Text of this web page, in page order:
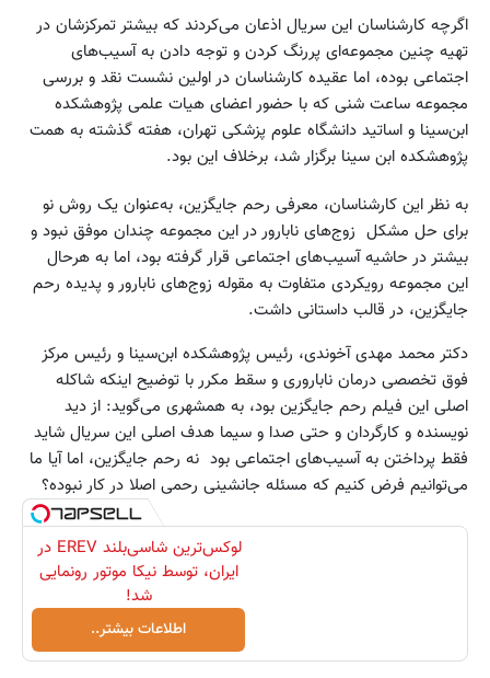
اگرچه کارشناسان این سریال اذعان می‌کردند که بیشتر تمرکزشان در
تهیه چنین مجموعه‌ای پررنگ کردن و توجه دادن به آسیب‌های
اجتماعی بوده، اما عقیده کارشناسان در اولین نشست نقد و بررسی
مجموعه ساعت شنی که با حضور اعضای هیات علمی پژوهشکده
ابن‌سینا و اساتید دانشگاه علوم پزشکی تهران، هفته گذشته به همت
پژوهشکده ابن سینا برگزار شد، برخلاف این بود.
به نظر این کارشناسان، معرفی رحم جایگزین، به‌عنوان یک روش نو
برای حل مشکل زوج‌های نابارور در این مجموعه چندان موفق نبود و
بیشتر در حاشیه آسیب‌های اجتماعی قرار گرفته بود، اما به هرحال
این مجموعه رویکردی متفاوت به مقوله زوج‌های نابارور و پدیده رحم
جایگزین، در قالب داستانی داشت.
دکتر محمد مهدی آخوندی، رئیس پژوهشکده‌ ابن‌سینا و رئیس مرکز
فوق تخصصی درمان ناباروری و سقط مکرر با توضیح اینکه شاکله
اصلی این فیلم رحم جایگزین بود، به همشهری می‌گوید: از دید
نویسنده و کارگردان و حتی صدا و سیما هدف اصلی این سریال شاید
فقط پرداختن به آسیب‌های اجتماعی بود نه رحم جایگزین، اما آیا ما
می‌توانیم فرض کنیم که مسئله جانشینی رحمی اصلا در کار نبوده؟
لوکس‌ترین شاسی‌بلند EREV در
ایران، توسط نیکا موتور رونمایی
شد!
اطلاعات بیشتر..